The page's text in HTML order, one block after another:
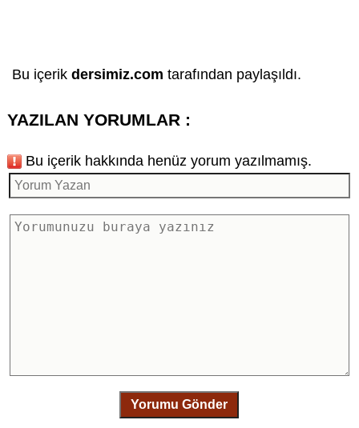
Bu içerik dersimiz.com tarafından paylaşıldı.
YAZILAN YORUMLAR :
Bu içerik hakkında henüz yorum yazılmamış.
Yorumu Gönder